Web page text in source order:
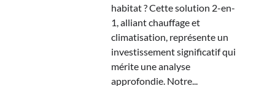
habitat ? Cette solution 2-en-
1, alliant chauffage et
climatisation, représente un
investissement significatif qui
mérite une analyse
approfondie. Notre...